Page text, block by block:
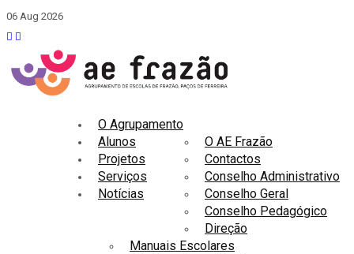
06 Aug 2026
O Agrupamento
O AE Frazão
Contactos
Conselho Administrativo
Conselho Geral
Conselho Pedagógico
Direção
Alunos
Manuais Escolares
Projetos
Serviços
Notícias